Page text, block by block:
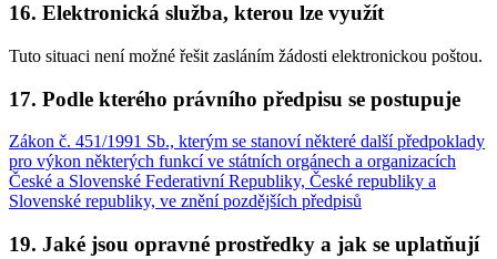
16. Elektronická služba, kterou lze využít
Tuto situaci není možné řešit zasláním žádosti elektronickou poštou.
17. Podle kterého právního předpisu se postupuje
Zákon č. 451/1991 Sb., kterým se stanoví některé další předpoklady
pro výkon některých funkcí ve státních orgánech a organizacích
České a Slovenské Federativní Republiky, České republiky a
Slovenské republiky, ve znění pozdějších předpisů
19. Jaké jsou opravné prostředky a jak se uplatňují